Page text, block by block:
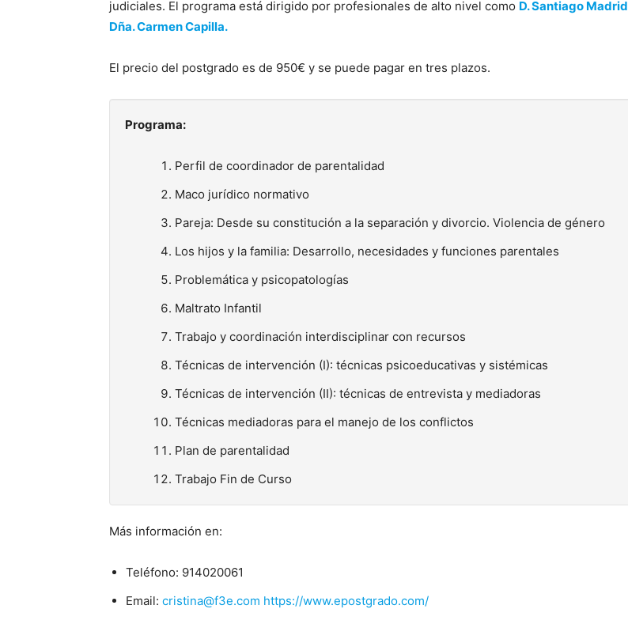
judiciales. El programa está dirigido por profesionales de alto nivel como D. Santiago Madrid
Dña. Carmen Capilla.
El precio del postgrado es de 950€ y se puede pagar en tres plazos.
Programa:
Perfil de coordinador de parentalidad
Maco jurídico normativo
Pareja: Desde su constitución a la separación y divorcio. Violencia de género
Los hijos y la familia: Desarrollo, necesidades y funciones parentales
Problemática y psicopatologías
Maltrato Infantil
Trabajo y coordinación interdisciplinar con recursos
Técnicas de intervención (I): técnicas psicoeducativas y sistémicas
Técnicas de intervención (II): técnicas de entrevista y mediadoras
Técnicas mediadoras para el manejo de los conflictos
Plan de parentalidad
Trabajo Fin de Curso
Más información en:
Teléfono: 914020061
Email: cristina@f3e.com https://www.epostgrado.com/